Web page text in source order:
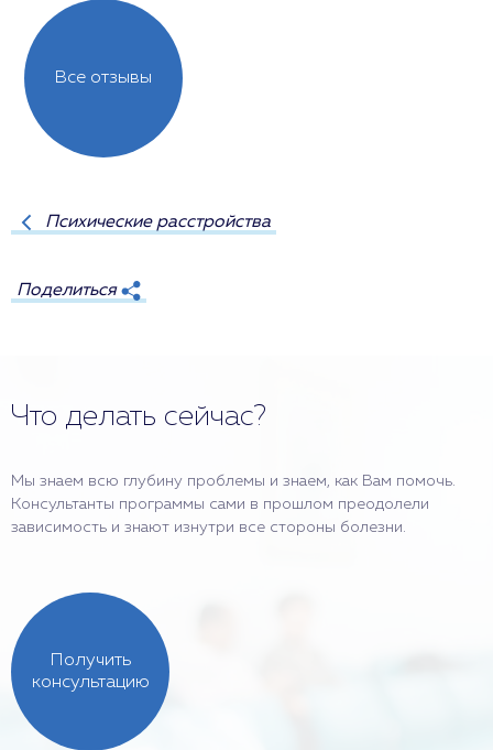
Все отзывы
Психические расстройства
Поделиться
Что делать сейчас?
Мы знаем всю глубину проблемы и знаем, как Вам помочь.
Консультанты программы сами в прошлом преодолели
зависимость и знают изнутри все стороны болезни.
Получить
консультацию